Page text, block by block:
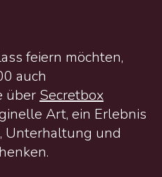
feiern möchten,
auch
über Secretbox
Art, ein Erlebnis
Unterhaltung und